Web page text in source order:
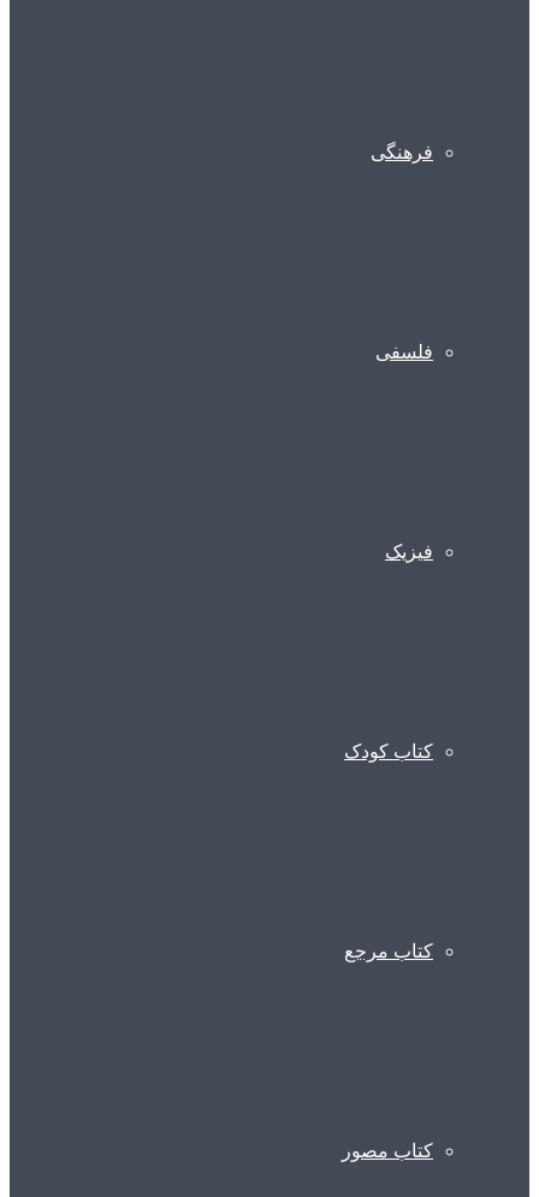
فرهنگی
فلسفی
فیزیک
کتاب کودک
کتاب مرجع
کتاب مصور